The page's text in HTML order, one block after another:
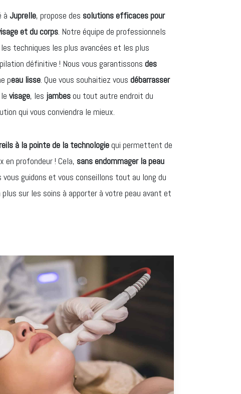
à Juprelle, propose des solutions efficaces pour
et du corps. Notre équipe de professionnels
techniques les plus avancées et les plus
définitive ! Nous vous garantissons des
peau lisse. Que vous souhaitiez vous débarrasser
visage, les jambesou tout autre endroit du
qui vous conviendra le mieux.
à la pointe de la technologiequi permettent de
en profondeur ! Cela, sans endommager la peau
vous guidons et vous conseillons tout au long du
plus sur les soins à apporter à votre peau avant et